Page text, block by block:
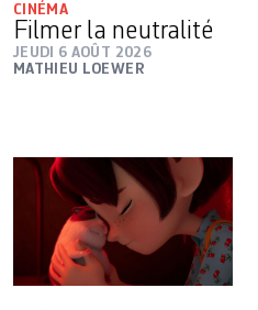
CINÉMA
Filmer la neutralité
JEUDI 6 AOÛT 2026
MATHIEU LOEWER